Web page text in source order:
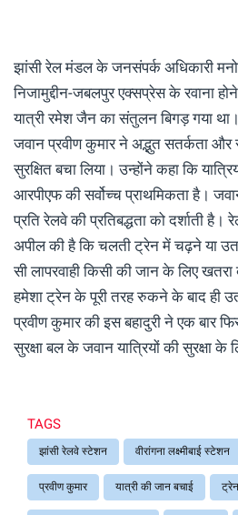
झांसी रेल मंडल के जनसंपर्क अधिकारी
निजामुद्दीन-जबलपुर एक्सप्रेस के रवाना
यात्री रमेश जैन का संतुलन बिगड़ गया
जवान प्रवीण कुमार ने अद्भुत सतर्कता और
सुरक्षित बचा लिया। उन्होंने कहा कि
आरपीएफ की सर्वोच्च प्राथमिकता है।
प्रति रेलवे की प्रतिबद्धता को दर्शाती है।
अपील की है कि चलती ट्रेन में चढ़ने या
सी लापरवाही किसी की जान के लिए
हमेशा ट्रेन के पूरी तरह रुकने के बाद ही
प्रवीण कुमार की इस बहादुरी ने एक बार
सुरक्षा बल के जवान यात्रियों की सुरक्षा के
TAGS
झांसी रेलवे स्टेशन वीरांगना लक्ष्मीबाई स्टेशन
प्रवीण कुमार यात्री की जान बचाई